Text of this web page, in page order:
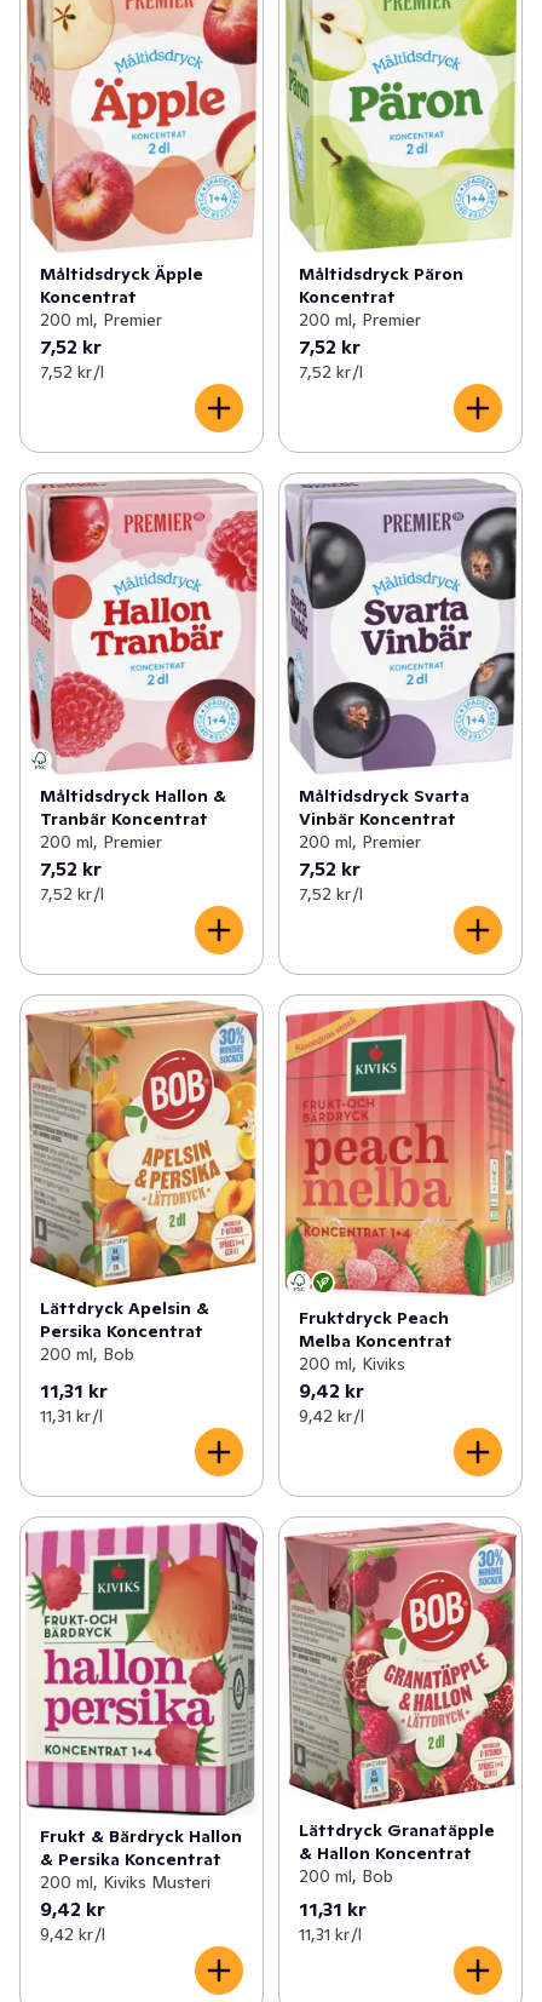
Måltidsdryck Äpple
Koncentrat
200 ml, Premier
7,52 kr
7,52 kr /l
Måltidsdryck Päron
Koncentrat
200 ml, Premier
7,52 kr
7,52 kr /l
Måltidsdryck Hallon &
Tranbär Koncentrat
200 ml, Premier
7,52 kr
7,52 kr /l
Måltidsdryck Svarta
Vinbär Koncentrat
200 ml, Premier
7,52 kr
7,52 kr /l
Lättdryck Apelsin &
Persika Koncentrat
200 ml, Bob
11,31 kr
11,31 kr /l
Fruktdryck Peach
Melba Koncentrat
200 ml, Kiviks
9,42 kr
9,42 kr /l
Frukt & Bärdryck Hallon
& Persika Koncentrat
200 ml, Kiviks Musteri
9,42 kr
9,42 kr /l
Lättdryck Granatäpple
& Hallon Koncentrat
200 ml, Bob
11,31 kr
11,31 kr /l